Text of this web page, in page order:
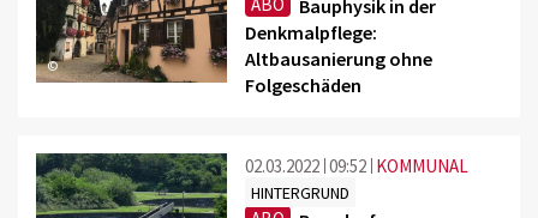
©
Bauphysik in der
Denkmalpflege:
Altbausanierung ohne
Folgeschäden
02.03.2022 09:52 KOMMUNAL
HINTERGRUND